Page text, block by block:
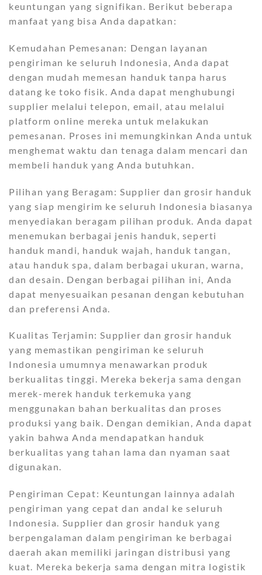
keuntungan yang signifikan. Berikut beberapa
manfaat yang bisa Anda dapatkan:
Kemudahan Pemesanan: Dengan layanan
pengiriman ke seluruh Indonesia, Anda dapat
dengan mudah memesan handuk tanpa harus
datang ke toko fisik. Anda dapat menghubungi
supplier melalui telepon, email, atau melalui
platform online mereka untuk melakukan
pemesanan. Proses ini memungkinkan Anda untuk
menghemat waktu dan tenaga dalam mencari dan
membeli handuk yang Anda butuhkan.
Pilihan yang Beragam: Supplier dan grosir handuk
yang siap mengirim ke seluruh Indonesia biasanya
menyediakan beragam pilihan produk. Anda dapat
menemukan berbagai jenis handuk, seperti
handuk mandi, handuk wajah, handuk tangan,
atau handuk spa, dalam berbagai ukuran, warna,
dan desain. Dengan berbagai pilihan ini, Anda
dapat menyesuaikan pesanan dengan kebutuhan
dan preferensi Anda.
Kualitas Terjamin: Supplier dan grosir handuk
yang memastikan pengiriman ke seluruh
Indonesia umumnya menawarkan produk
berkualitas tinggi. Mereka bekerja sama dengan
merek-merek handuk terkemuka yang
menggunakan bahan berkualitas dan proses
produksi yang baik. Dengan demikian, Anda dapat
yakin bahwa Anda mendapatkan handuk
berkualitas yang tahan lama dan nyaman saat
digunakan.
Pengiriman Cepat: Keuntungan lainnya adalah
pengiriman yang cepat dan andal ke seluruh
Indonesia. Supplier dan grosir handuk yang
berpengalaman dalam pengiriman ke berbagai
daerah akan memiliki jaringan distribusi yang
kuat. Mereka bekerja sama dengan mitra logistik